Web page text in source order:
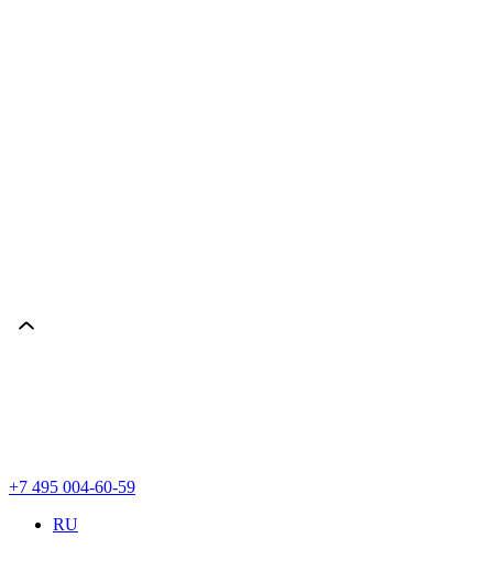
+7 495 004-60-59
RU